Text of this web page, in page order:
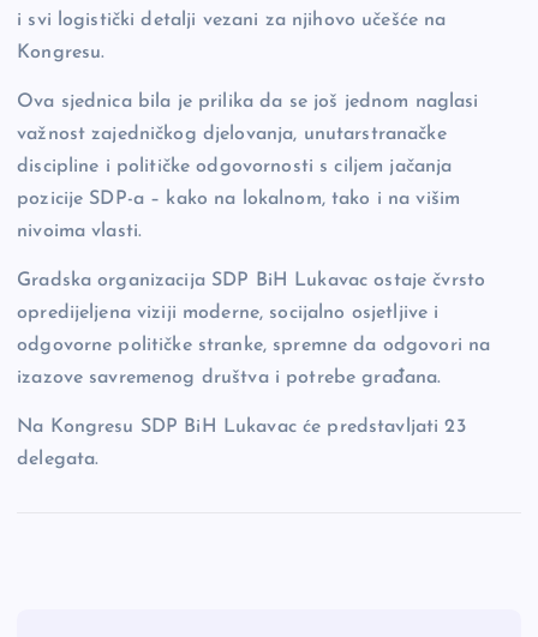
i svi logistički detalji vezani za njihovo učešće na
Kongresu.
Ova sjednica bila je prilika da se još jednom naglasi
važnost zajedničkog djelovanja, unutarstranačke
discipline i političke odgovornosti s ciljem jačanja
pozicije SDP-a – kako na lokalnom, tako i na višim
nivoima vlasti.
Gradska organizacija SDP BiH Lukavac ostaje čvrsto
opredijeljena viziji moderne, socijalno osjetljive i
odgovorne političke stranke, spremne da odgovori na
izazove savremenog društva i potrebe građana.
Na Kongresu SDP BiH Lukavac će predstavljati 23
delegata.